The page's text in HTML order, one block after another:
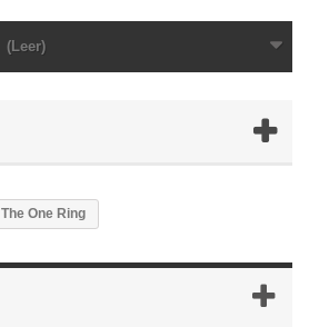
(Leer)
The One Ring